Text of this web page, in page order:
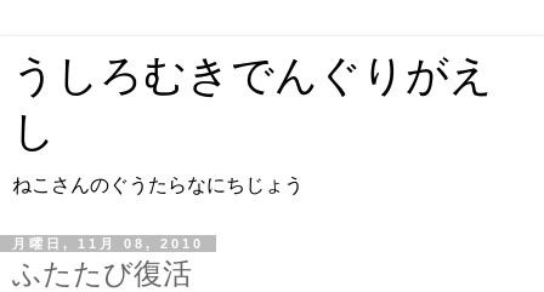
うしろむきでんぐりがえ
し
ねこさんのぐうたらなにちじょう
月曜日, 11月 08, 2010
ふたたび復活